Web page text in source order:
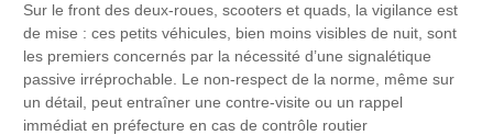
Sur le front des deux-roues, scooters et quads, la vigilance est
de mise : ces petits véhicules, bien moins visibles de nuit, sont
les premiers concernés par la nécessité d’une signalétique
passive irréprochable. Le non-respect de la norme, même sur
un détail, peut entraîner une contre-visite ou un rappel
immédiat en préfecture en cas de contrôle routier